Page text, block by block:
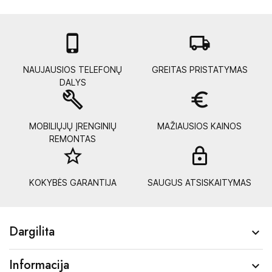

NAUJAUSIOS TELEFONŲ
DALYS
local_shipping
GREITAS PRISTATYMAS
build
MOBILIŲJŲ ĮRENGINIŲ
REMONTAS
euro_symbol
MAŽIAUSIOS KAINOS
star_border
KOKYBĖS GARANTIJA SAUGUS ATSISKAITYMAS
Dargilita 
Informacija 